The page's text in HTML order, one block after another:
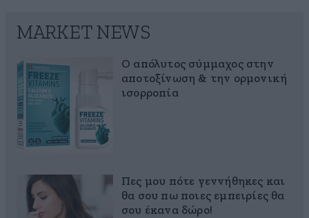
MARKET NEWS
Ο απόλυτος σύμμαχος στην
αποτοξίνωση & την ορμονική
ισορροπία
Πες μου πότε γεννήθηκες και
θα σου πω ποιες εμπειρίες θα
σου έκανα δώρο!